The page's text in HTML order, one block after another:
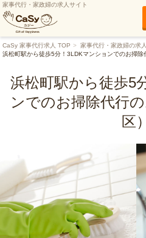
家事代行・家政婦の求人サイト
CaSy 家事代行求人 TOP 家事代行・家政婦の求
浜松町駅から徒歩5分！3LDKマンションでのお掃除
浜松町駅から徒歩5
ンでのお掃除代行
区）